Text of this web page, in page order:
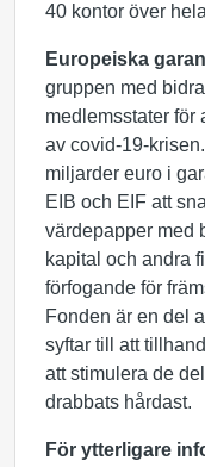
40 kontor över
Europeiska
gruppen med
medlemsstater för
av covid-19-
miljarder euro i
EIB och EIF att
värdepapper med
kapital och andra
förfogande för
Fonden är en del
syftar till att
att stimulera de
drabbats hårdast.
För ytterligare